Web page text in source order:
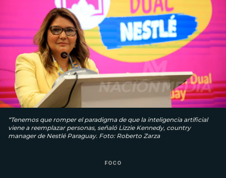
“Tenemos que romper el paradigma de que la inteligencia artificial
viene a reemplazar personas, señaló Lizzie Kennedy, country
manager de Nestlé Paraguay. Foto: Roberto Zarza
FOCO